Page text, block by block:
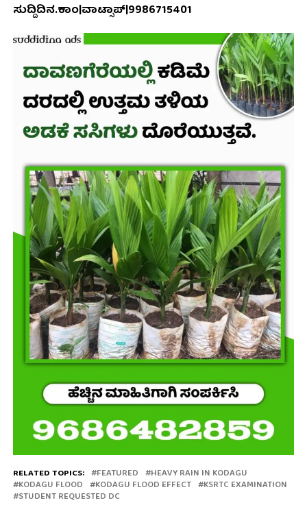
ಸುದ್ದಿದಿನ.ಕಾಂ|ವಾಟ್ಸಾಪ್|9986715401
RELATED TOPICS: FEATURED HEAVY RAIN IN KODAGU
KODAGU FLOOD KODAGU FLOOD EFFECT KSRTC EXAMINATION
STUDENT REQUESTED DC